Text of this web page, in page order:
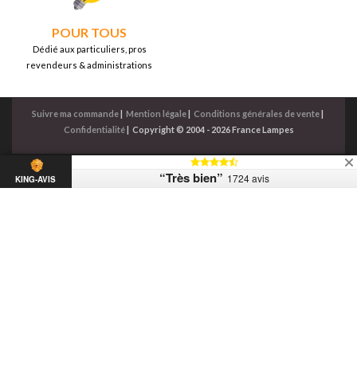
POUR TOUS
Dédié aux particuliers, pros
revendeurs & administrations
Suivre ma commande Mention légale Conditions générales de vente
Confidentialité| Copyright © 2004 - 2026 France Lampes
KING-AVIS “Très bien” 1724 avis